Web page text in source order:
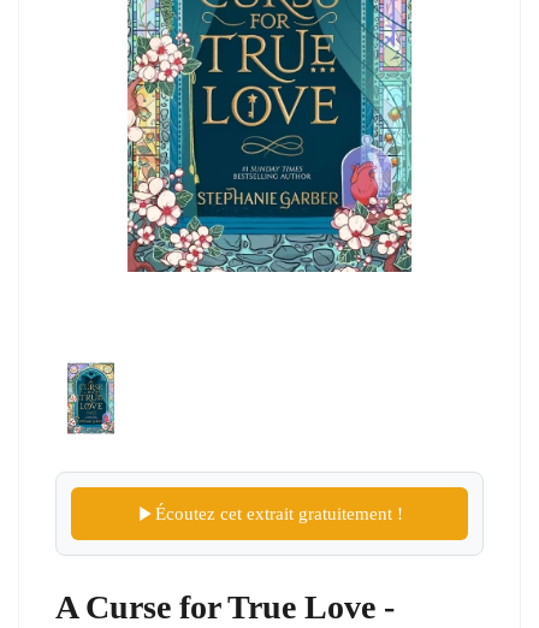
Écoutez cet extrait gratuitement !
A Curse for True Love -